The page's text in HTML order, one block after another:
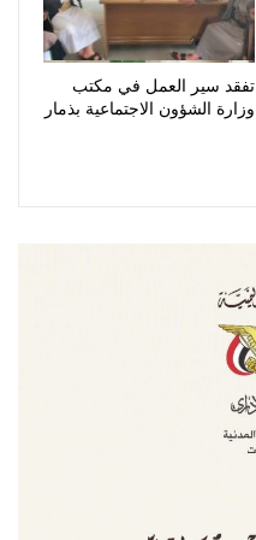
تفقد سير العمل في مكتب
وزارة الشؤون الاجتماعية بذمار